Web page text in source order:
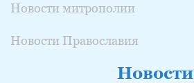
Новости митрополии
Новости Православия
Новости